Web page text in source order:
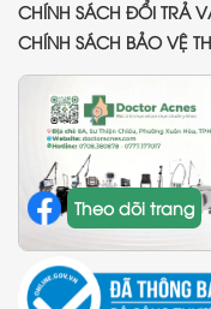
CHÍNH SÁCH ĐỔI TRẢ
CHÍNH SÁCH BẢO VỆ
Theo dõi trang